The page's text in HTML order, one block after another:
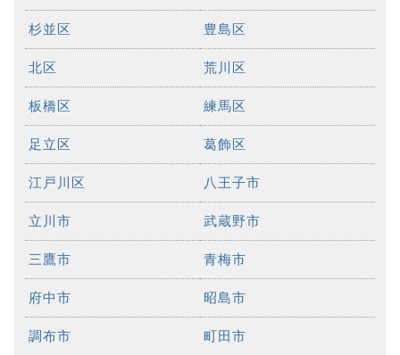
杉並区 豊島区
北区 荒川区
板橋区 練馬区
足立区 葛飾区
江戸川区 八王子市
立川市 武蔵野市
三鷹市 青梅市
府中市 昭島市
調布市 町田市